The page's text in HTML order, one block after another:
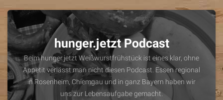
hunger.jetzt Podcast
Beim hunger.jetzt Weißwurstfrühstück ist eines klar, ohne
Appetit verlässt man nicht diesen Podcast. Essen regional
in Rosenheim, Chiemgau und in ganz Bayern haben wir
uns zur Lebensaufgabe gemacht.